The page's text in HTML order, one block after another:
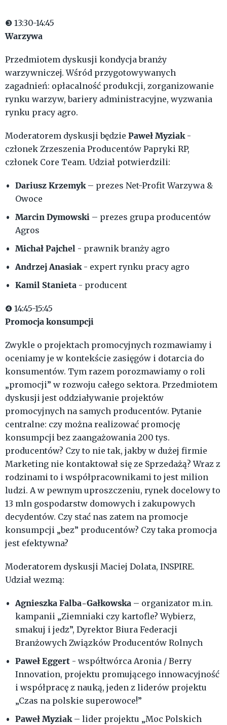
❸ 13:30-14:45
Warzywa
Przedmiotem dyskusji kondycja branży
warzywniczej. Wśród przygotowywanych
zagadnień: opłacalność produkcji, zorganizowanie
rynku warzyw, bariery administracyjne, wyzwania
rynku pracy agro.
Moderatorem dyskusji będzie Paweł Myziak-
członek Zrzeszenia Producentów Papryki RP,
członek Core Team. Udział potwierdzili:
Dariusz Krzemyk – prezes Net-Profit Warzywa &
Owoce
Marcin Dymowski – prezes grupa producentów
Agros
Michał Pajchel - prawnik branży agro
Andrzej Anasiak - expert rynku pracy agro
Kamil Stanieta - producent
❹ 14:45-15:45
Promocja konsumpcji
Zwykle o projektach promocyjnych rozmawiamy i
oceniamy je w kontekście zasięgów i dotarcia do
konsumentów. Tym razem porozmawiamy o roli
„promocji” w rozwoju całego sektora. Przedmiotem
dyskusji jest oddziaływanie projektów
promocyjnych na samych producentów. Pytanie
centralne: czy można realizować promocję
konsumpcji bez zaangażowania 200 tys.
producentów? Czy to nie tak, jakby w dużej firmie
Marketing nie kontaktował się ze Sprzedażą? Wraz z
rodzinami to i współpracownikami to jest milion
ludzi. A w pewnym uproszczeniu, rynek docelowy to
13 mln gospodarstw domowych i zakupowych
decydentów. Czy stać nas zatem na promocje
konsumpcji „bez” producentów? Czy taka promocja
jest efektywna?
Moderatorem dyskusji Maciej Dolata, INSPIRE.
Udział wezmą:
Agnieszka Falba-Gałkowska – organizator m.in.
kampanii „Ziemniaki czy kartofle? Wybierz,
smakuj i jedz”, Dyrektor Biura Federacji
Branżowych Związków Producentów Rolnych
Paweł Eggert - współtwórca Aronia / Berry
Innovation, projektu promującego innowacyjność
i współpracę z nauką, jeden z liderów projektu
„Czas na polskie superowoce!”
Paweł Myziak– lider projektu „Moc Polskich